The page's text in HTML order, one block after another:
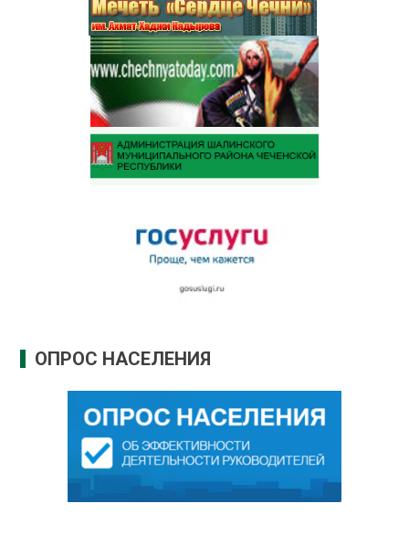
ОПРОС НАСЕЛЕНИЯ